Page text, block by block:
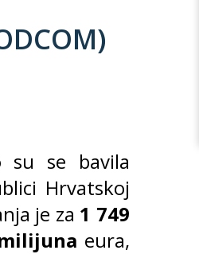
su se bavila
Hrvatskoj
je za 1 749
eura,